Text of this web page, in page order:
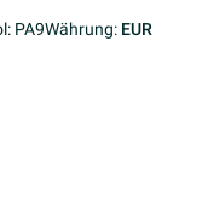
PA9Währung: EUR